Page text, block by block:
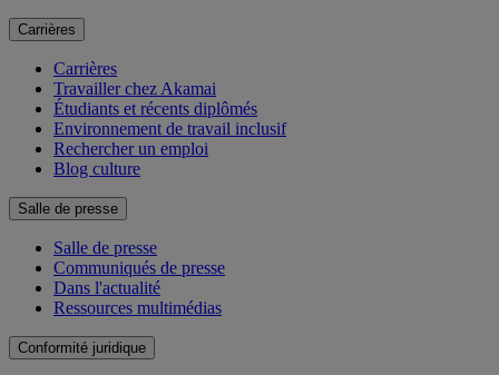
Carrières
Carrières
Travailler chez Akamai
Étudiants et récents diplômés
Environnement de travail inclusif
Rechercher un emploi
Blog culture
Salle de presse
Salle de presse
Communiqués de presse
Dans l'actualité
Ressources multimédias
Conformité juridique